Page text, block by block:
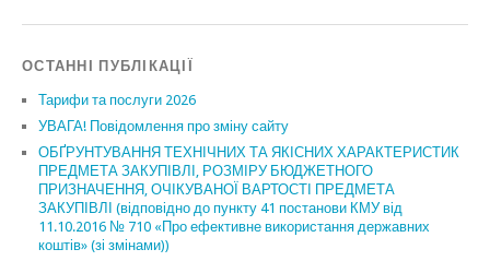
ОСТАННІ ПУБЛІКАЦІЇ
Тарифи та послуги 2026
УВАГА! Повідомлення про зміну сайту
ОБҐРУНТУВАННЯ ТЕХНІЧНИХ ТА ЯКІСНИХ ХАРАКТЕРИСТИК
ПРЕДМЕТА ЗАКУПІВЛІ, РОЗМІРУ БЮДЖЕТНОГО
ПРИЗНАЧЕННЯ, ОЧІКУВАНОЇ ВАРТОСТІ ПРЕДМЕТА
ЗАКУПІВЛІ (відповідно до пункту 41 постанови КМУ від
11.10.2016 № 710 «Про ефективне використання державних
коштів» (зі змінами))